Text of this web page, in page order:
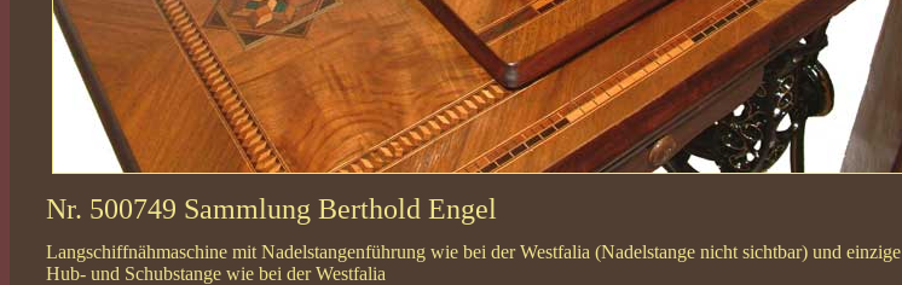
Nr. 500749 Sammlung Berthold Engel
Langschiffnähmaschine mit Nadelstangenführung wie bei der Westfalia (Nadelstange nicht sichtbar) und einzige
Hub- und Schubstange wie bei der Westfalia